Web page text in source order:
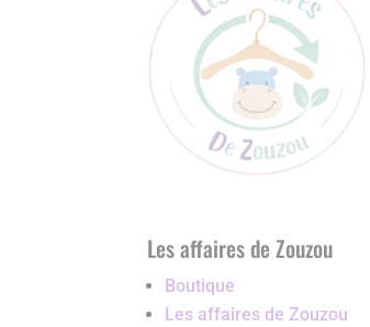
Les affaires de Zouzou
Boutique
Les affaires de Zouzou